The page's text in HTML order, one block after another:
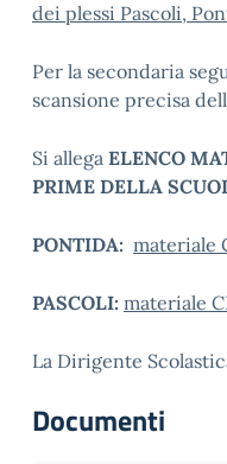
dei plessi Pascoli,
Per la secondaria
scansione precisa
Si allega ELENCO
PRIME DELLA
PONTIDA: materiale
PASCOLI: materiale
La Dirigente
Documenti